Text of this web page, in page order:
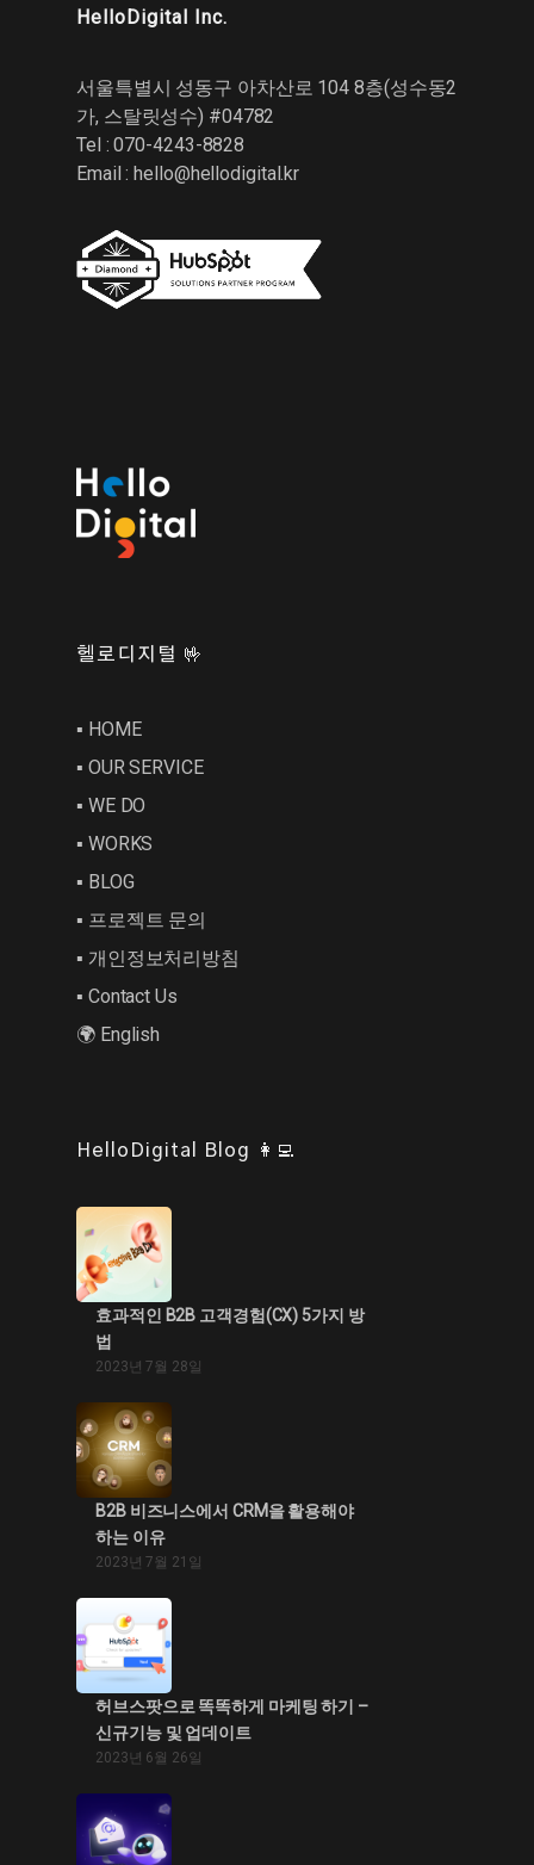
HelloDigital Inc.
서울특별시 성동구 아차산로 104 8층(성수동2
가, 스탈릿성수) #04782
Tel : 070-4243-8828
Email :hello@hellodigital.kr
헬로디지털 🤟
▪︎ HOME
▪︎ OUR SERVICE
▪︎ WE DO
▪︎ WORKS
▪︎ BLOG
▪︎ 프로젝트 문의
▪︎ 개인정보처리방침
▪︎ Contact Us
🌍 English
HelloDigital Blog 👩‍💻
효과적인 B2B 고객경험(CX) 5가지 방
법
2023년 7월 28일
B2B 비즈니스에서 CRM을 활용해야
하는 이유
2023년 7월 21일
허브스팟으로 똑똑하게 마케팅 하기 –
신규기능 및 업데이트
2023년 6월 26일